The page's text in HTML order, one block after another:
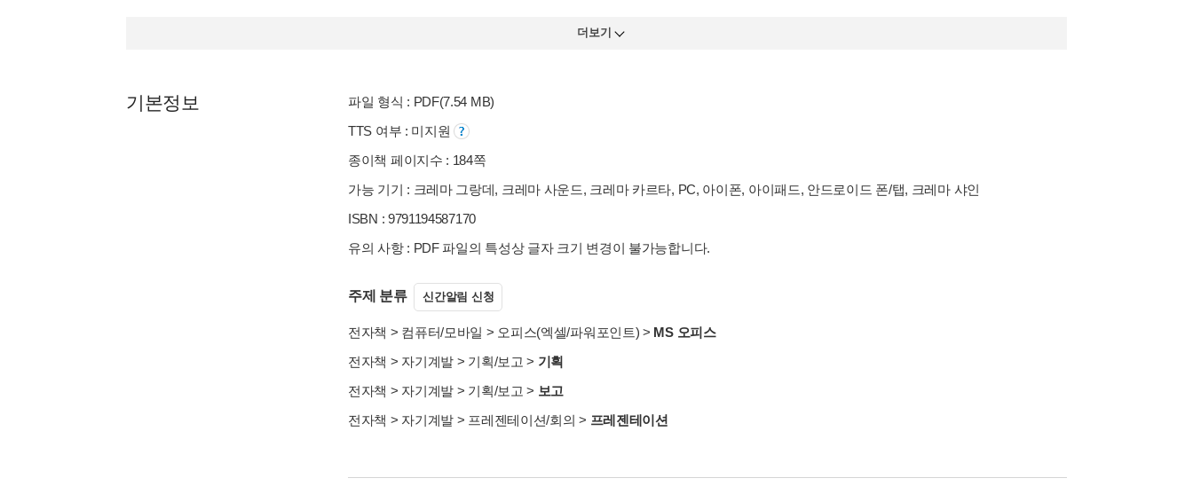
더보기
기본정보
파일 형식 : PDF(7.54 MB)
TTS 여부 : 미지원
종이책 페이지수 : 184쪽
가능 기기 : 크레마 그랑데, 크레마 사운드, 크레마 카르타, PC, 아이폰, 아이패드, 안드로이드 폰/탭, 크레마 샤인
ISBN : 9791194587170
유의 사항 : PDF 파일의 특성상 글자 크기 변경이 불가능합니다.
주제 분류 신간알림 신청
전자책 > 컴퓨터/모바일 > 오피스(엑셀/파워포인트) > MS 오피스
전자책 > 자기계발 > 기획/보고 > 기획
전자책 > 자기계발 > 기획/보고 > 보고
전자책 > 자기계발 > 프레젠테이션/회의 > 프레젠테이션